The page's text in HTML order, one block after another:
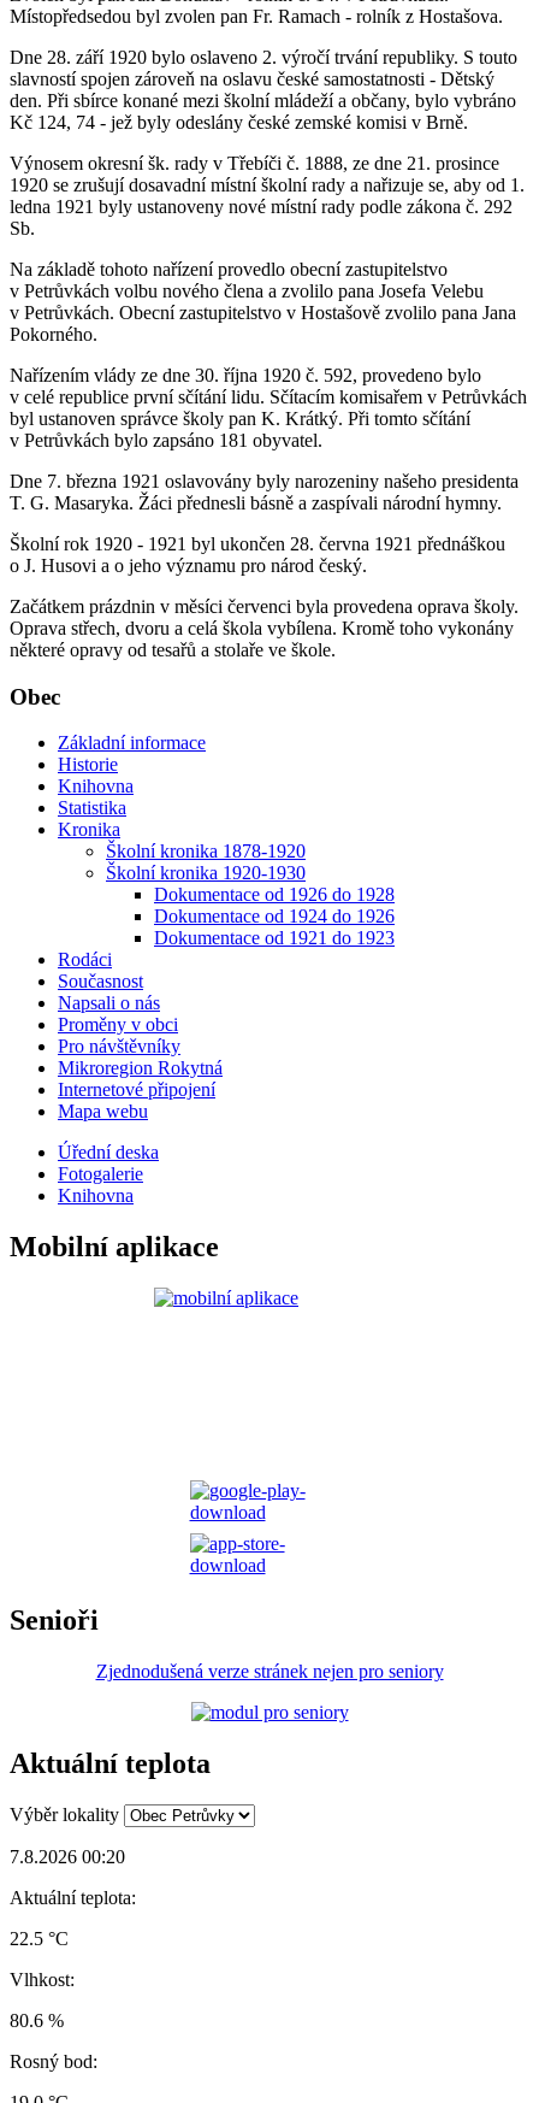
Místopředsedou byl zvolen pan Fr. Ramach - rolník z Hostašova.
Dne 28. září 1920 bylo oslaveno 2. výročí trvání republiky. S touto
slavností spojen zároveň na oslavu české samostatnosti - Dětský
den. Při sbírce konané mezi školní mládeží a občany, bylo vybráno
Kč 124, 74 - jež byly odeslány české zemské komisi v Brně.
Výnosem okresní šk. rady v Třebíči č. 1888, ze dne 21. prosince
1920 se zrušují dosavadní místní školní rady a nařizuje se, aby od 1.
ledna 1921 byly ustanoveny nové místní rady podle zákona č. 292
Sb.
Na základě tohoto nařízení provedlo obecní zastupitelstvo
v Petrůvkách volbu nového člena a zvolilo pana Josefa Velebu
v Petrůvkách. Obecní zastupitelstvo v Hostašově zvolilo pana Jana
Pokorného.
Nařízením vlády ze dne 30. října 1920 č. 592, provedeno bylo
v celé republice první sčítání lidu. Sčítacím komisařem v Petrůvkách
byl ustanoven správce školy pan K. Krátký. Při tomto sčítání
v Petrůvkách bylo zapsáno 181 obyvatel.
Dne 7. března 1921 oslavovány byly narozeniny našeho presidenta
T. G. Masaryka. Žáci přednesli básně a zaspívali národní hymny.
Školní rok 1920 - 1921 byl ukončen 28. června 1921 přednáškou
o J. Husovi a o jeho významu pro národ český.
Začátkem prázdnin v měsíci červenci byla provedena oprava školy.
Oprava střech, dvoru a celá škola vybílena. Kromě toho vykonány
některé opravy od tesařů a stolaře ve škole.
Obec
Základní informace
Historie
Knihovna
Statistika
Kronika
Školní kronika 1878-1920
Školní kronika 1920-1930
Dokumentace od 1926 do 1928
Dokumentace od 1924 do 1926
Dokumentace od 1921 do 1923
Rodáci
Současnost
Napsali o nás
Proměny v obci
Pro návštěvníky
Mikroregion Rokytná
Internetové připojení
Mapa webu
Úřední deska
Fotogalerie
Knihovna
Mobilní aplikace
Senioři
Zjednodušená verze stránek nejen pro seniory
Aktuální teplota
Výběr lokality
7.8.2026 00:20
Aktuální teplota:
22.5 °C
Vlhkost:
80.6 %
Rosný bod: